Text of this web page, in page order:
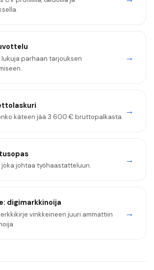
parhaan tarjouksen
→
käteen jää 3 600 € bruttopalkasta.
→
joka johtaa työhaastatteluun.
→
digimarkkinoija
vinkkeineen juuri ammattiin
.
→